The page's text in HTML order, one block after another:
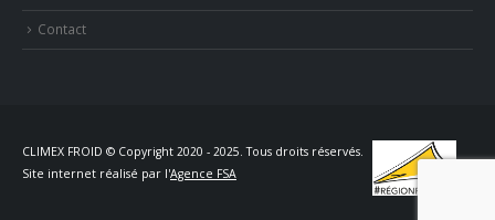
Contact
CLIMEX FROID © Copyright 2020 - 2025. Tous droits réservés.
Site internet réalisé par l'Agence FSA